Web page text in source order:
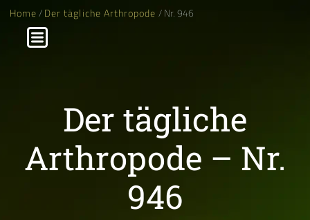
Home/Der tägliche Arthropode / Nr. 946
Der tägliche
Arthropode – Nr.
946